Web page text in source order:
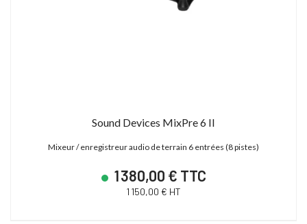
Sound Devices MixPre 6 II
Mixeur / enregistreur audio de terrain 6 entrées (8 pistes)
1 380,00 € TTC
1 150,00 € HT